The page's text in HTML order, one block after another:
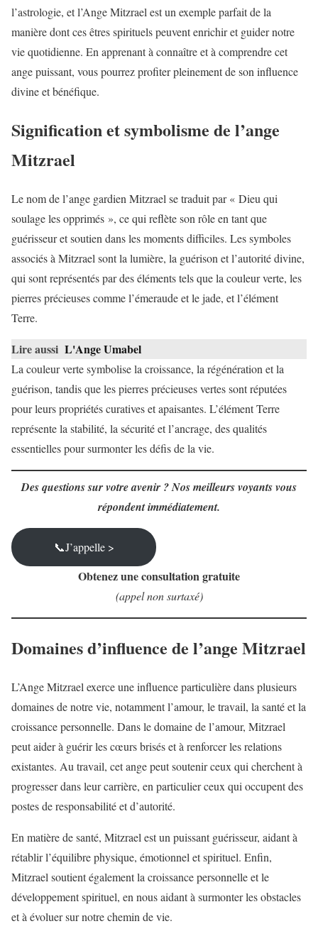
l’astrologie, et l’Ange Mitzrael est un exemple parfait de la
manière dont ces êtres spirituels peuvent enrichir et guider notre
vie quotidienne. En apprenant à connaître et à comprendre cet
ange puissant, vous pourrez profiter pleinement de son influence
divine et bénéfique.
Signification et symbolisme de l’ange
Mitzrael
Le nom de l’ange gardien Mitzrael se traduit par « Dieu qui
soulage les opprimés », ce qui reflète son rôle en tant que
guérisseur et soutien dans les moments difficiles. Les symboles
associés à Mitzrael sont la lumière, la guérison et l’autorité divine,
qui sont représentés par des éléments tels que la couleur verte, les
pierres précieuses comme l’émeraude et le jade, et l’élément
Terre.
Lire aussi L'Ange Umabel
La couleur verte symbolise la croissance, la régénération et la
guérison, tandis que les pierres précieuses vertes sont réputées
pour leurs propriétés curatives et apaisantes. L’élément Terre
représente la stabilité, la sécurité et l’ancrage, des qualités
essentielles pour surmonter les défis de la vie.
Des questions sur votre avenir ? Nos meilleurs voyants vous
répondent immédiatement.
📞J’appelle >
Obtenez une consultation gratuite
(appel non surtaxé)
Domaines d’influence de l’ange Mitzrael
L’Ange Mitzrael exerce une influence particulière dans plusieurs
domaines de notre vie, notamment l’amour, le travail, la santé et la
croissance personnelle. Dans le domaine de l’amour, Mitzrael
peut aider à guérir les cœurs brisés et à renforcer les relations
existantes. Au travail, cet ange peut soutenir ceux qui cherchent à
progresser dans leur carrière, en particulier ceux qui occupent des
postes de responsabilité et d’autorité.
En matière de santé, Mitzrael est un puissant guérisseur, aidant à
rétablir l’équilibre physique, émotionnel et spirituel. Enfin,
Mitzrael soutient également la croissance personnelle et le
développement spirituel, en nous aidant à surmonter les obstacles
et à évoluer sur notre chemin de vie.